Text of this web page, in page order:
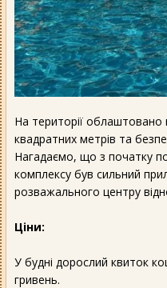
На території
квадратних метрів та
Нагадаємо, що з початку
комплексу був сильний
розважального центру
Ціни:
У будні дорослий квиток
гривень.